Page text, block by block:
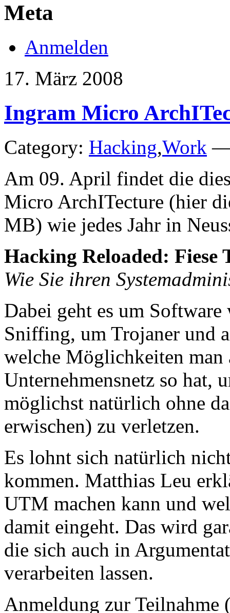
Meta
Anmelden
17. März 2008
Ingram Micro
Category: Hacking,Work —
Am 09. April findet die
Micro ArchITecture (hier
MB) wie jedes Jahr in
Hacking Reloaded: Fiese
Wie Sie ihren
Dabei geht es um
Sniffing, um Trojaner und
welche Möglichkeiten
Unternehmensnetz so hat,
möglichst natürlich ohne
erwischen) zu verletzen.
Es lohnt sich natürlich
kommen. Matthias Leu
UTM machen kann und
damit eingeht. Das wird
die sich auch in
verarbeiten lassen.
Anmeldung zur Teilnahme